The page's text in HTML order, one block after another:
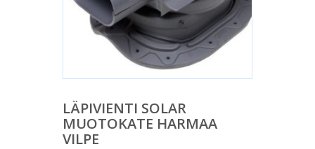
LÄPIVIENTI SOLAR
MUOTOKATE HARMAA
VILPE